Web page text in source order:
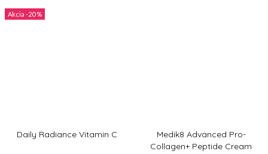
pokožke, redukuje...
-20 %
Daily Radiance Vitamin C
Medik8 Advanced Pro-
Collagen+ Peptide Cream